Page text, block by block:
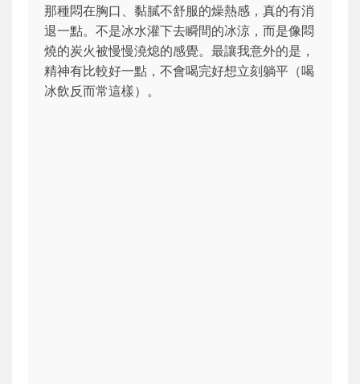
那種悶在胸口、黏膩不舒服的燥熱感，真的有消
退一點。不是冰水灌下去瞬間的冰涼，而是像悶
燒的炭火被慢慢澆熄的感覺。最讓我意外的是，
精神有比較好一點，不會喝完好想立刻躺平（喝
冰飲反而常這樣）。